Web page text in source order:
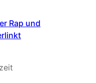
Rap und